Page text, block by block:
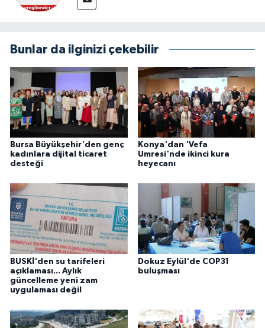
Bunlar da ilginizi çekebilir
Bursa Büyükşehir'den genç
kadınlara dijital ticaret
desteği
Konya'dan 'Vefa
Umresi'nde ikinci kura
heyecanı
BUSKİ'den su tarifeleri
açıklaması... Aylık
güncelleme yeni zam
uygulaması değil
Dokuz Eylül'de COP31
buluşması